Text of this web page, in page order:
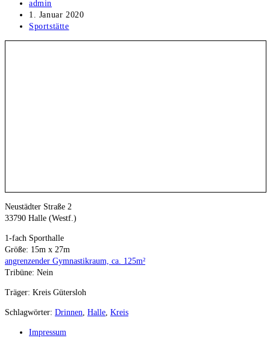
Beitrags-
Autor:
admin
Beitrag
veröffentlicht:
1. Januar 2020
Beitrags-
Sportstätte
Neu­städ­ter Stra­ße 2
33790 Hal­le (Westf.)
1‑fach Sport­hal­le
Grö­ße: 15m x 27m
angren­zen­der Gym­nas­tik­raum, ca. 125m²
Tri­bü­ne: Nein
Trä­ger: Kreis Gütersloh
Schlagwörter: Drinnen, Halle, Kreis
Impressum